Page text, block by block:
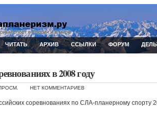
ЧИТАТЬ АРХИВ ССЫЛКИ ФОРУМ
в 2008 году
НЕТ КОММЕНТАРИЕВ
соревнованиях по СЛА-планерному спорту